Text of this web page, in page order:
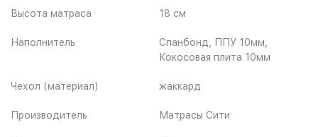
Высота матраса 18 см
Наполнитель
Спанбонд, ППУ 10мм,
Кокосовая плита 10мм
Чехол (материал) жаккард
Производитель Матрасы Сити